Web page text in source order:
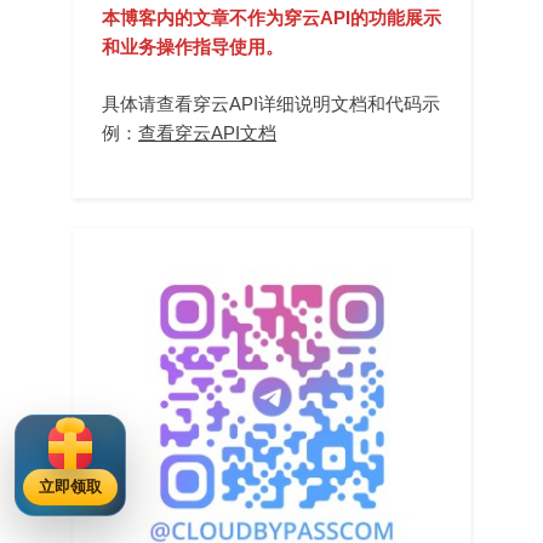
本博客内的文章不作为穿云API的功能展示
和业务操作指导使用。
具体请查看穿云API详细说明文档和代码示
例： 查看穿云API文档
立即领取